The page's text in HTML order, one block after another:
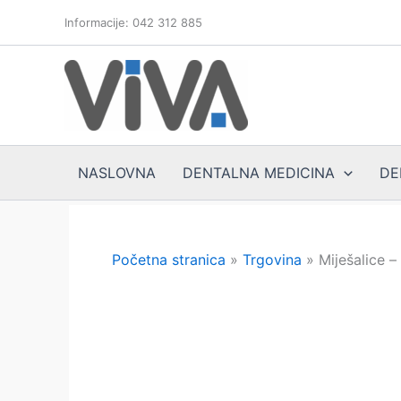
Informacije: 042 312 885
NASLOVNA DENTALNA MEDICINA
Početna stranica » Trgovina » Miješalice